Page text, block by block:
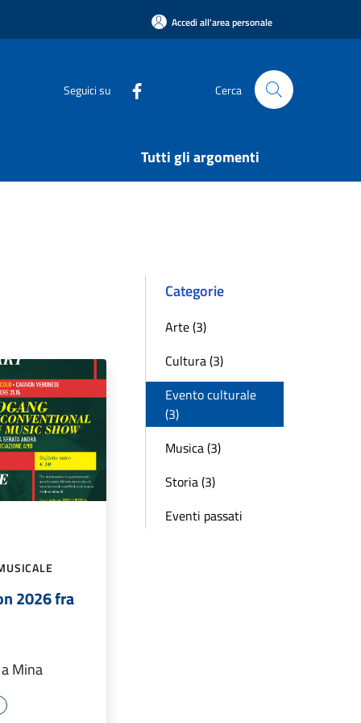
Accedi all'area personale
Seguici su Cerca
Tutti gli argomenti
2026 fra
Mina
Categorie
Arte (3)
Cultura (3)
Evento culturale
(3)
Musica (3)
Storia (3)
Eventi passati